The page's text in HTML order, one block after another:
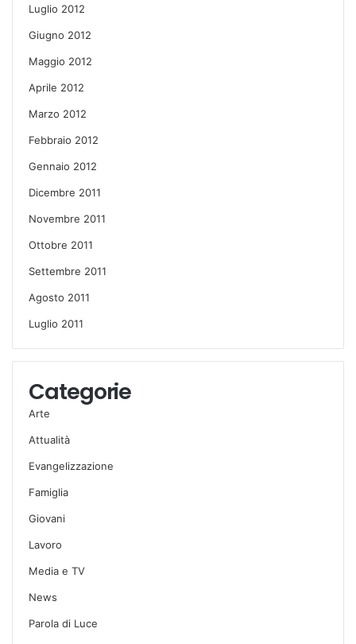
Luglio 2012
Giugno 2012
Maggio 2012
Aprile 2012
Marzo 2012
Febbraio 2012
Gennaio 2012
Dicembre 2011
Novembre 2011
Ottobre 2011
Settembre 2011
Agosto 2011
Luglio 2011
Categorie
Arte
Attualità
Evangelizzazione
Famiglia
Giovani
Lavoro
Media e TV
News
Parola di Luce